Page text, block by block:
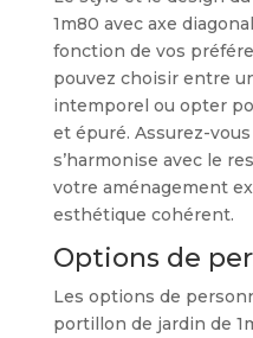
1m80 avec axe
fonction de vos
pouvez choisir entre
intemporel ou opter
et épuré. Assurez-
s’harmonise avec le
votre aménagement
esthétique cohérent.
Options de
Les options de
portillon de jardin de